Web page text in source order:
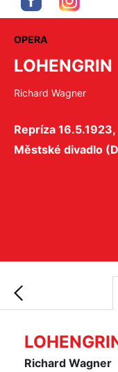
OPERA
LOHENGRIN
Richard Wagner
Repríza
Městské divadlo
Richard Wagner